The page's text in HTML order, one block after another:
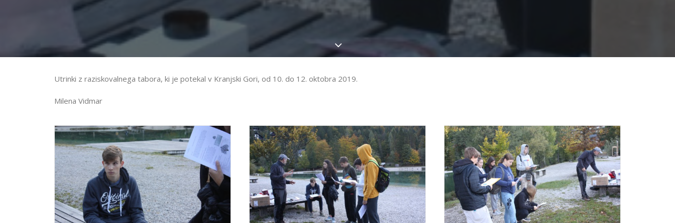
Utrinki z raziskovalnega tabora, ki je potekal v Kranjski Gori, od 10. do 12. oktobra 2019.
Milena Vidmar